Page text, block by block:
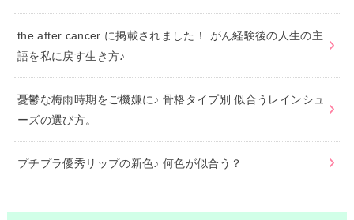
the after cancer に掲載されました！ がん経験後の人生の主
語を私に戻す生き方♪
憂鬱な梅雨時期をご機嫌に♪ 骨格タイプ別 似合うレインシュ
ーズの選び方。
プチプラ優秀リップの新色♪ 何色が似合う？